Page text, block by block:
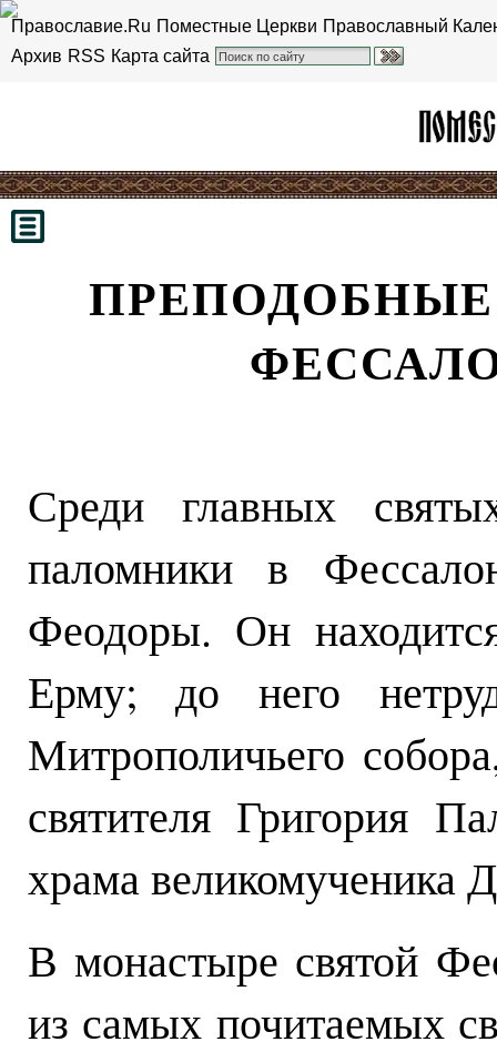
Православие.Ru Поместные Церкви Православный
Архив RSS Карта сайта
Среди главных
паломники в
Феодоры. Он
Ерму; до него
Митрополичьего
святителя Григория
храма великомученика
В монастыре святой
из самых почитаемых